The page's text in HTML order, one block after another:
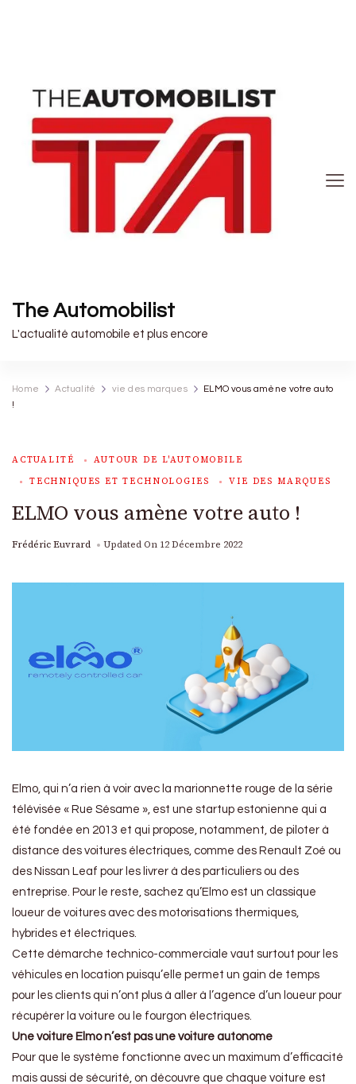
The Automobilist
L'actualité automobile et plus encore
Home Actualité vie des marques
ELMO vous amène votre auto
!
ACTUALITÉ
AUTOUR DE L'AUTOMOBILE
TECHNIQUES ET TECHNOLOGIES
VIE DES MARQUES
ELMO vous amène votre auto !
Frédéric Euvrard Updated On 12 Décembre 2022
Elmo, qui n’a rien à voir avec la marionnette rouge de la série
télévisée « Rue Sésame », est une startup estonienne qui a
été fondée en 2013 et qui propose, notamment, de piloter à
distance des voitures électriques, comme des Renault Zoé ou
des Nissan Leaf pour les livrer à des particuliers ou des
entreprise. Pour le reste, sachez qu’Elmo est un classique
loueur de voitures avec des motorisations thermiques,
hybrides et électriques.
Cette démarche technico-commerciale vaut surtout pour les
véhicules en location puisqu’elle permet un gain de temps
pour les clients qui n’ont plus à aller à l’agence d’un loueur pour
récupérer la voiture ou le fourgon électriques.
Une voiture Elmo n’est pas une voiture autonome
Pour que le système fonctionne avec un maximum d’efficacité
mais aussi de sécurité, on découvre que chaque voiture est